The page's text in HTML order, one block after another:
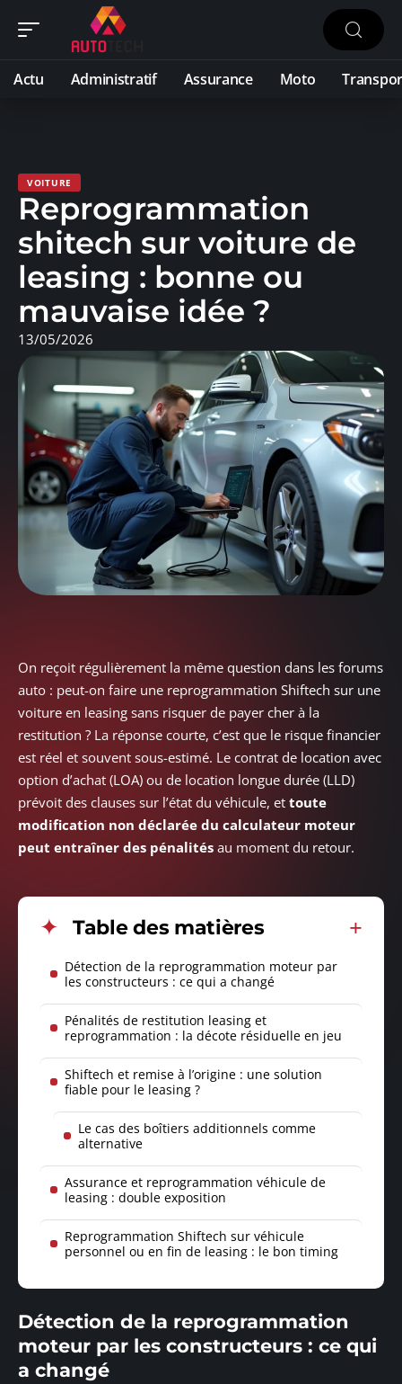
Actu Administratif Assurance Moto
VOITURE
Reprogrammation
shitech sur voiture de
leasing : bonne ou
mauvaise idée ?
13/05/2026
On reçoit régulièrement la même question dans les forums
auto : peut-on faire une reprogrammation Shiftech sur une
voiture en leasing sans risquer de payer cher à la
restitution ? La réponse courte, c’est que le risque financier
est réel et souvent sous-estimé. Le contrat de location avec
option d’achat (LOA) ou de location longue durée (LLD)
prévoit des clauses sur l’état du véhicule, et toute
modification non déclarée du calculateur moteur
peut entraîner des pénalités au moment du retour.
Table des matières
Détection de la reprogrammation moteur par
les constructeurs : ce qui a changé
Pénalités de restitution leasing et
reprogrammation : la décote résiduelle en jeu
Shiftech et remise à l’origine : une solution
fiable pour le leasing ?
Le cas des boîtiers additionnels comme
alternative
Assurance et reprogrammation véhicule de
leasing : double exposition
Reprogrammation Shiftech sur véhicule
personnel ou en fin de leasing : le bon timing
Détection de la reprogrammation
moteur par les constructeurs : ce qui
a changé